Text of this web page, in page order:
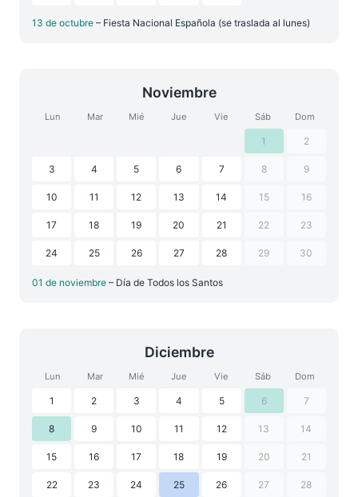
13 de octubre – Fiesta Nacional Española (se traslada al lunes)
Noviembre
Lun Mar Mié Jue Vie Sáb Dom
1 2
3 4 5 6 7 8 9
10 11 12 13 14 15 16
17 18 19 20 21 22 23
24 25 26 27 28 29 30
01 de noviembre – Día de Todos los Santos
Diciembre
Lun Mar Mié Jue Vie Sáb Dom
1 2 3 4 5 6 7
8 9 10 11 12 13 14
15 16 17 18 19 20 21
22 23 24 25 26 27 28